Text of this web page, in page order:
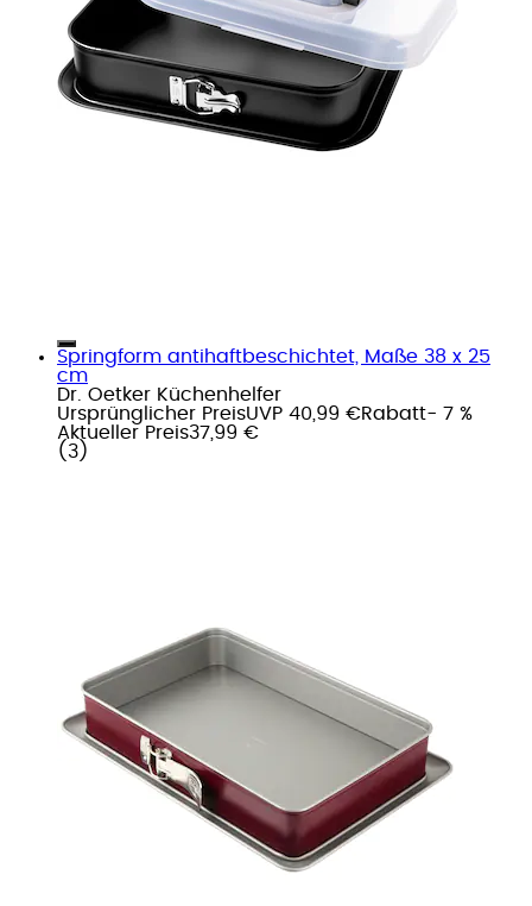
Springform antihaftbeschichtet, Maße 38 x 25
cm
Dr. Oetker Küchenhelfer
Ursprünglicher PreisUVP 40,99 €Rabatt- 7 %
Aktueller Preis37,99 €
( 3 )